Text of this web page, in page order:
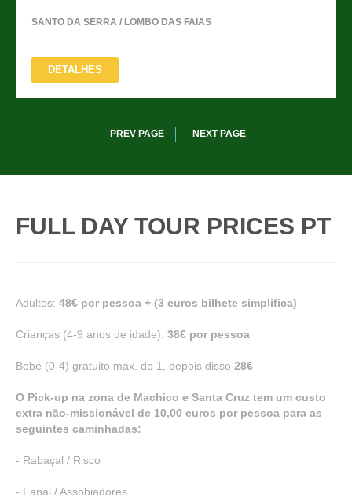
SANTO DA SERRA / LOMBO DAS FAIAS
DETALHES
PREV PAGE NEXT PAGE
FULL DAY TOUR PRICES PT
Adultos: 48€ por pessoa + (3 euros bilhete simplifica)
Crianças (4-9 anos de idade): 38€ por pessoa
Bebé (0-4) gratuito máx. de 1, depois disso 28€
O Pick-up na zona de Machico e Santa Cruz tem um custo
extra não-missionável de 10,00 euros por pessoa para as
seguintes caminhadas:
- Rabaçal / Risco
- Fanal / Assobiadores